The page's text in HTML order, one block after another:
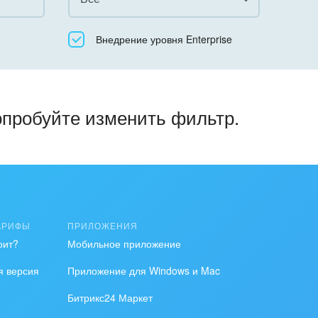
ВсеВнедрение уровня Enterprise
изменить фильтр.
версия
ПРИЛОЖЕНИЯ
Мобильное приложение
Приложение для Windows и Mac
Битрикс24 Маркет